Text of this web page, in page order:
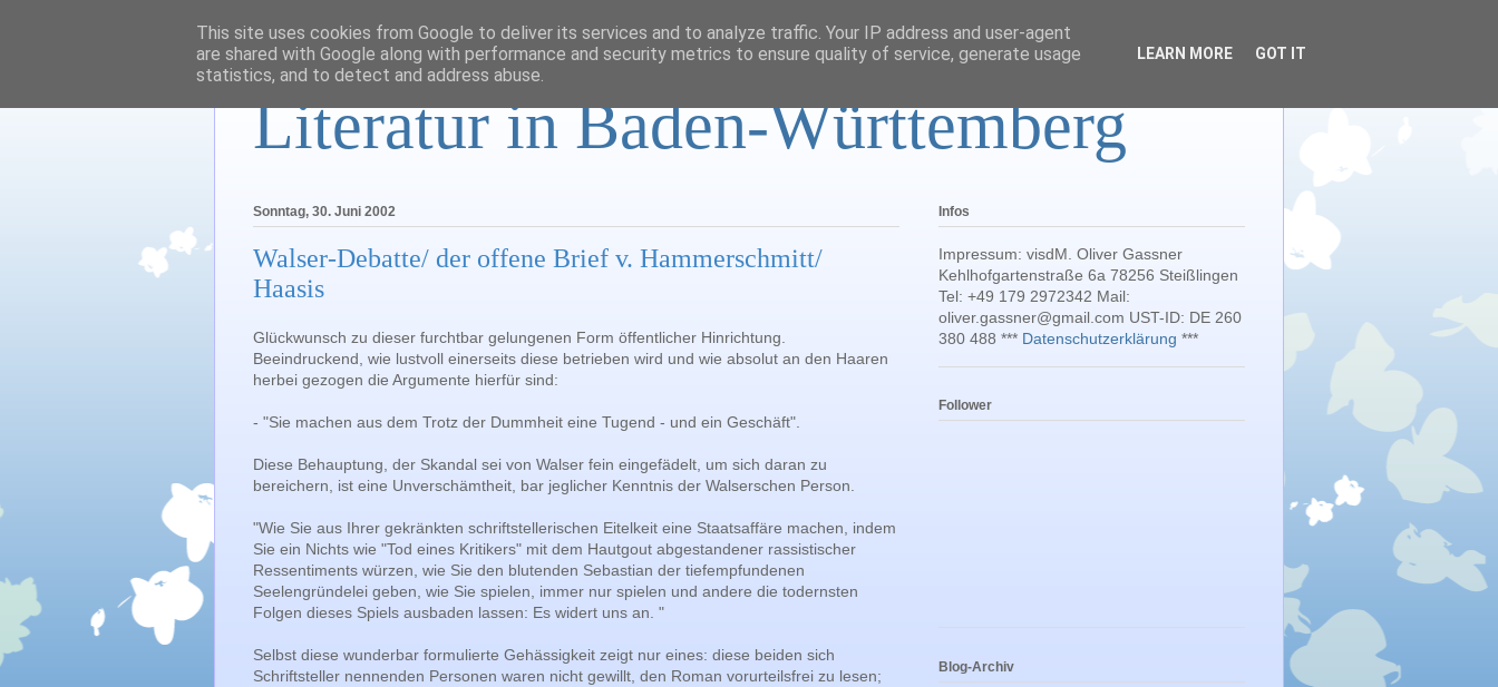
Literatur in Baden-Württemberg
Sonntag, 30. Juni 2002
Walser-Debatte/ der offene Brief v. Hammerschmitt/
Haasis
Glückwunsch zu dieser furchtbar gelungenen Form öffentlicher Hinrichtung.
Beeindruckend, wie lustvoll einerseits diese betrieben wird und wie absolut an den Haaren
herbei gezogen die Argumente hierfür sind:
- "Sie machen aus dem Trotz der Dummheit eine Tugend - und ein Geschäft".
Diese Behauptung, der Skandal sei von Walser fein eingefädelt, um sich daran zu
bereichern, ist eine Unverschämtheit, bar jeglicher Kenntnis der Walserschen Person.
"Wie Sie aus Ihrer gekränkten schriftstellerischen Eitelkeit eine Staatsaffäre machen, indem
Sie ein Nichts wie "Tod eines Kritikers" mit dem Hautgout abgestandener rassistischer
Ressentiments würzen, wie Sie den blutenden Sebastian der tiefempfundenen
Seelengründelei geben, wie Sie spielen, immer nur spielen und andere die todernsten
Folgen dieses Spiels ausbaden lassen: Es widert uns an. "
Selbst diese wunderbar formulierte Gehässigkeit zeigt nur eines: diese beiden sich
Schriftsteller nennenden Personen waren nicht gewillt, den Roman vorurteilsfrei zu lesen;
Infos
Impressum: visdM. Oliver Gassner
Kehlhofgartenstraße 6a 78256 Steißlingen
Tel: +49 179 2972342 Mail:
oliver.gassner@gmail.com UST-ID: DE 260
380 488 *** Datenschutzerklärung ***
Follower
Blog-Archiv
This site uses cookies from Google to deliver its services and to analyze traffic. Your IP address and user-agent
are shared with Google along with performance and security metrics to ensure quality of service, generate usage
statistics, and to detect and address abuse.
LEARN MORE GOT IT